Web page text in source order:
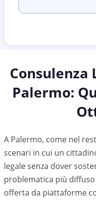
Consulenza
Palermo:
A Palermo, come nel
scenari in cui un
legale senza dover
problematica più
offerta da piattaforme